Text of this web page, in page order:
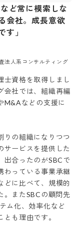
ど常に模索しな
会社。成長意欲
す」
法人系コンサルティング
士資格を取得しまし
会社では、組織再編
M&Aなどの支援に
りの組織になりつつ
サービスを提供した
出合ったのがSBCで
わっている事業承継
どに比べて、規模的
。またSBCの顧問先
ム化、効率化など
も理由です。